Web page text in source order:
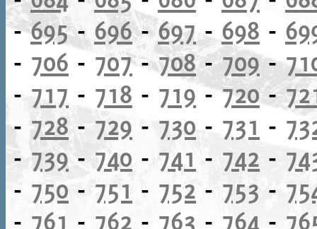
-695- 696-697- 698 -
- 706 - 707-708-709-
-717 - 718 - 719-720-
- 728 -729 - 730 - 731 -
-739-740 - 741 - 742 -
- 750 - 751 - 752 - 753 -
- 761 - 762 - 763 - 764 -